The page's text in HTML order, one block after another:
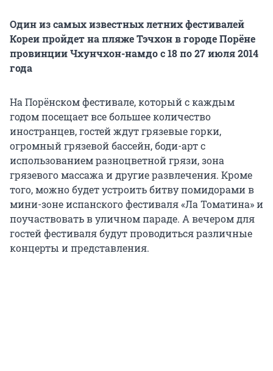
Один из самых известных летних фестивалей
Кореи пройдет на пляже Тэчхон в городе Порёне
провинции Чхунчхон-намдо с 18 по 27 июля 2014
года
На Порёнском фестивале, который с каждым
годом посещает все большее количество
иностранцев, гостей ждут грязевые горки,
огромный грязевой бассейн, боди-арт с
использованием разноцветной грязи, зона
грязевого массажа и другие развлечения. Кроме
того, можно будет устроить битву помидорами в
мини-зоне испанского фестиваля «Ла Томатина» и
поучаствовать в уличном параде. А вечером для
гостей фестиваля будут проводиться различные
концерты и представления.